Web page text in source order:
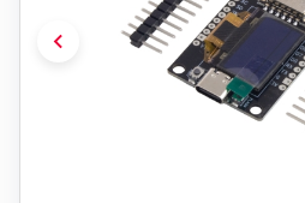
chevron_left